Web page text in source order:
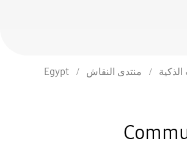
Egypt منتدى النقاش الذكية